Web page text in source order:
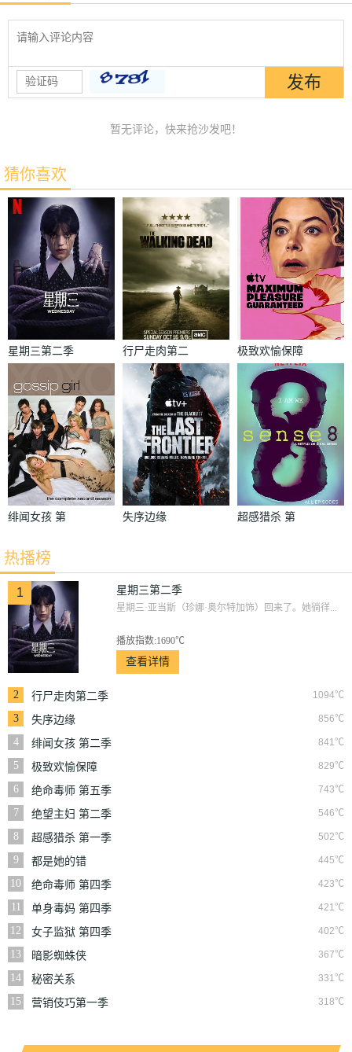
暂无评论，快来抢沙发吧！
猜你喜欢
星期三第二季
行尸走肉第二
极致欢愉保障
绯闻女孩 第
失序边缘
超感猎杀 第
热播榜
1 星期三第二季
星期三·亚当斯（珍娜·奥尔特加饰）回来了。她徜徉...
播放指数:1690℃
查看详情
2 1094℃
行尸走肉第二季
3
856℃
失序边缘
4
841℃
绯闻女孩 第二季
5
829℃
极致欢愉保障
6
743℃
绝命毒师 第五季
7
546℃
绝望主妇 第二季
8
502℃
超感猎杀 第一季
9
445℃
都是她的错
10
423℃
绝命毒师 第四季
11
421℃
单身毒妈 第四季
12
402℃
女子监狱 第四季
13
367℃
暗影蜘蛛侠
14
331℃
秘密关系
15
318℃
营销伎巧第一季